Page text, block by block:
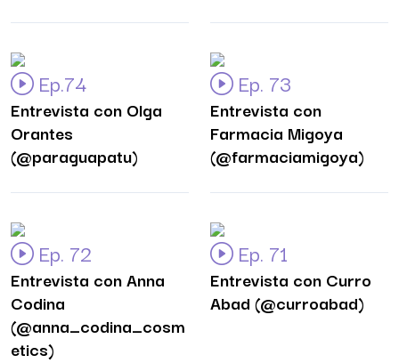
Ep.74
Entrevista con Olga
Orantes
(@paraguapatu)
Ep. 73
Entrevista con
Farmacia Migoya
(@farmaciamigoya)
Ep. 72
Entrevista con Anna
Codina
(@anna_codina_cosm
etics)
Ep. 71
Entrevista con Curro
Abad (@curroabad)